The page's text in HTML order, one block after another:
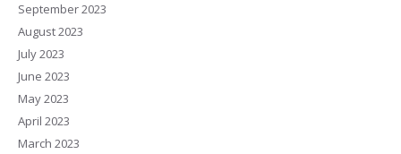
September 2023
August 2023
July 2023
June 2023
May 2023
April 2023
March 2023